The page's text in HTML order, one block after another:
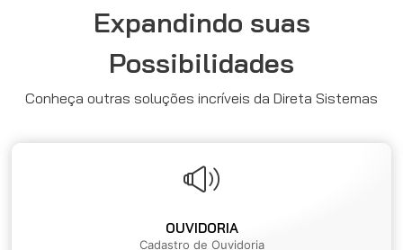
Expandindo suas
Possibilidades
Conheça outras soluções incríveis da Direta Sistemas
OUVIDORIA
Cadastro de Ouvidoria